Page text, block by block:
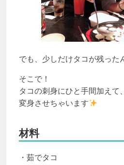
でも、少しだけタコが残った
そこで！
タコの刺身にひと手間加えて
変身させちゃいます
材料
・茹でタコ